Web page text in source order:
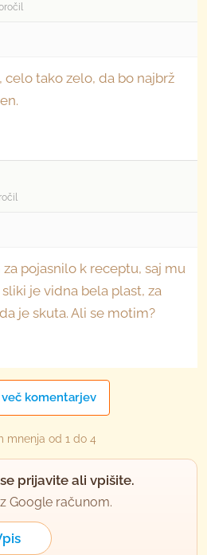
celo tako zelo, da bo najbrž
pojasnilo k receptu, saj mu
je vidna bela plast, za
je skuta. Ali se motim?
gre le za 3 plasti testa.
več komentarjev
mnenja od 1 do 4
prijavite ali vpišite.
Google računom.